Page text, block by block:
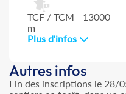
TCF / TCM - 13000
m
Plus d'infos
Autres infos
Fin des inscriptions le 28/